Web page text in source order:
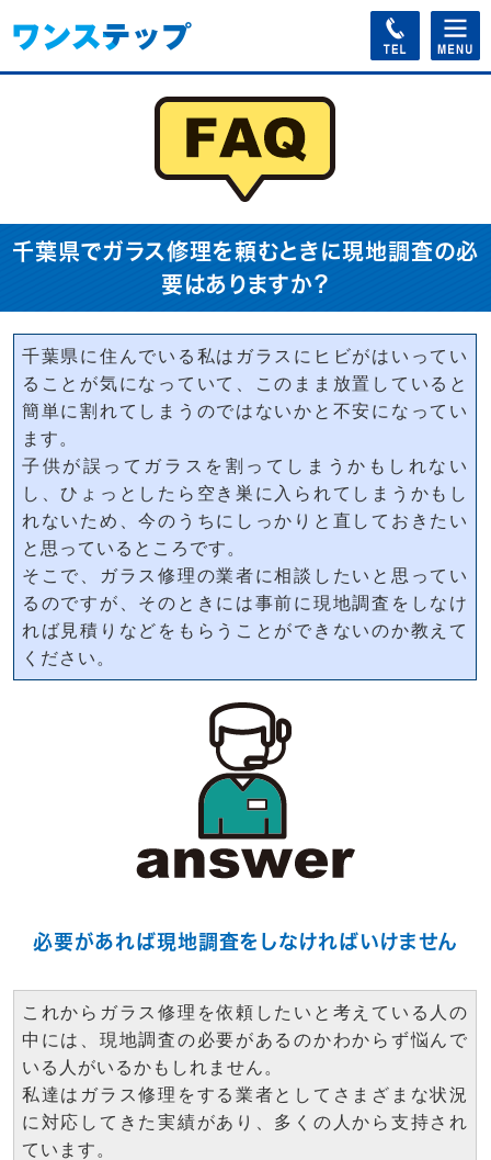
千葉県でガラス修理を頼むときに現地調査の必
要はありますか？
千葉県に住んでいる私はガラスにヒビがはいってい
ることが気になっていて、このまま放置していると
簡単に割れてしまうのではないかと不安になってい
ます。
子供が誤ってガラスを割ってしまうかもしれない
し、ひょっとしたら空き巣に入られてしまうかもし
れないため、今のうちにしっかりと直しておきたい
と思っているところです。
そこで、ガラス修理の業者に相談したいと思ってい
るのですが、そのときには事前に現地調査をしなけ
れば見積りなどをもらうことができないのか教えて
ください。
必要があれば現地調査をしなければいけません
これからガラス修理を依頼したいと考えている人の
中には、現地調査の必要があるのかわからず悩んで
いる人がいるかもしれません。
私達はガラス修理をする業者としてさまざまな状況
に対応してきた実績があり、多くの人から支持され
ています。